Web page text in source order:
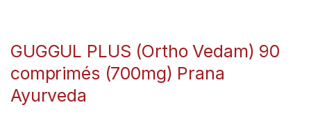
GUGGUL PLUS (Ortho Vedam) 90
comprimés (700mg) Prana
Ayurveda